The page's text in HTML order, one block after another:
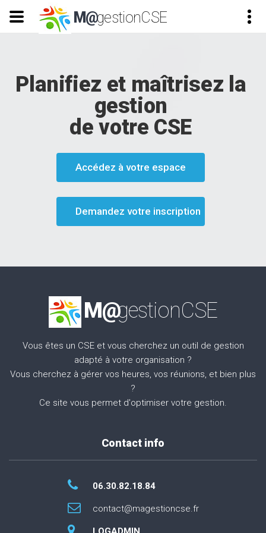
M@gestionCSE
Planifiez et maîtrisez la
gestion
de votre CSE
Accédez à votre espace
Demandez votre inscription
M@gestionCSE
Vous êtes un CSE et vous cherchez un outil de gestion
adapté à votre organisation ?
Vous cherchez à gérer vos heures, vos réunions, et bien plus
?
Ce site vous permet d'optimiser votre gestion.
Contact info
06.30.82.18.84
contact@magestioncse.fr